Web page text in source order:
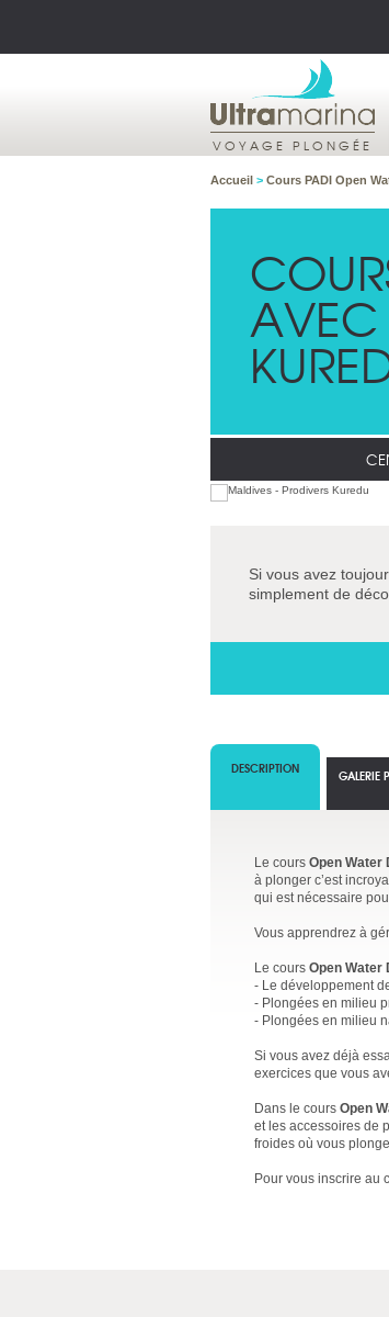
VOYAGE PLONGÉE
Accueil > Cours PADI Open
AVEC
Si vous avez
simplement de
DESCRIPTION
Le cours Open Water
à plonger c’est
qui est nécessaire
Vous apprendrez à
Le cours Open Water
- Le développement
- Plongées en milieu
- Plongées en milieu
Si vous avez déjà
exercices que vous
Dans le cours Open
et les accessoires de
froides où vous
Pour vous inscrire au
GALERIE